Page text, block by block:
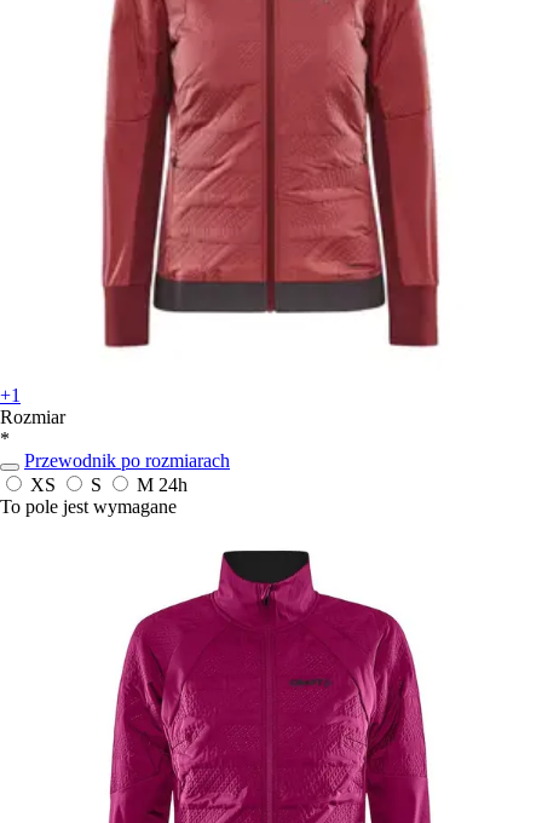
+1
Rozmiar
*
Przewodnik po rozmiarach
XS
S M 24h
To pole jest wymagane